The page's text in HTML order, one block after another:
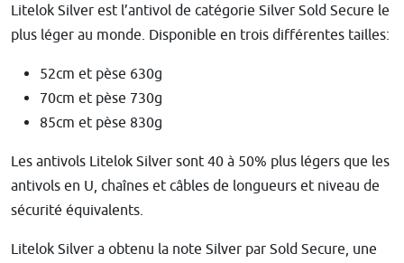
Litelok Silver est l’antivol de catégorie Silver Sold Secure le
plus léger au monde. Disponible en trois différentes tailles:
52cm et pèse 630g
70cm et pèse 730g
85cm et pèse 830g
Les antivols Litelok Silver sont 40 à 50% plus légers que les
antivols en U, chaînes et câbles de longueurs et niveau de
sécurité équivalents.
Litelok Silver a obtenu la note Silver par Sold Secure, une